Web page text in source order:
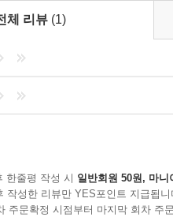
합일점
지금까지 나온 이론 중 가장
불구하고 여전히 의문투성이
십억 년에 이르는 기나긴 생명
에 기대어 인류의 진화 과정
호모 사피엔스가 실은 수십
투스와 같은 그 이전 조상들
체 리뷰 (1)
한줄평 작성 시 일반회원 50원, 마니
작성한 리뷰만 YES포인트 지급됩니
주문확정 시점부터 마지막 회차 주